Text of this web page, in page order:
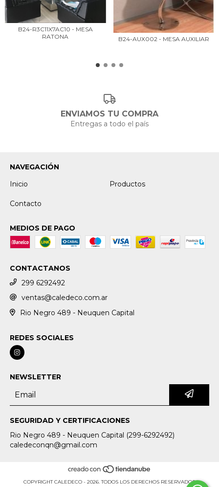
B24-R3C11X7AC10 - MESA
RATONA
B24-AUX002 - MESA AUXILIAR
ENVIAMOS TU COMPRA
Entregas a todo el país
NAVEGACIÓN
Inicio
Productos
Contacto
MEDIOS DE PAGO
CONTACTANOS
299 6292492
ventas@caledeco.com.ar
Rio Negro 489 - Neuquen Capital
REDES SOCIALES
NEWSLETTER
SEGURIDAD Y CERTIFICACIONES
Rio Negro 489 - Neuquen Capital (299-6292492)
caledeconqn@gmail.com
COPYRIGHT CALEDECO - 2026. TODOS LOS DERECHOS RESERVADOS.